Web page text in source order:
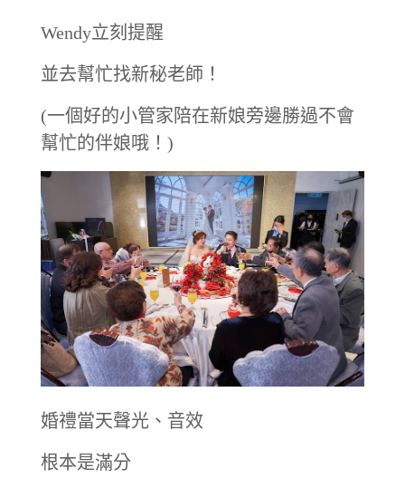
Wendy立刻提醒
並去幫忙找新秘老師！
(一個好的小管家陪在新娘旁邊勝過不會
幫忙的伴娘哦！)
婚禮當天聲光、音效
根本是滿分